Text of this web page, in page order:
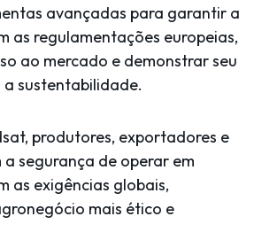
avançadas para garantir a
as regulamentações europeias,
ao mercado e demonstrar seu
a sustentabilidade.
produtores, exportadores e
segurança de operar em
as exigências globais,
mais ético e